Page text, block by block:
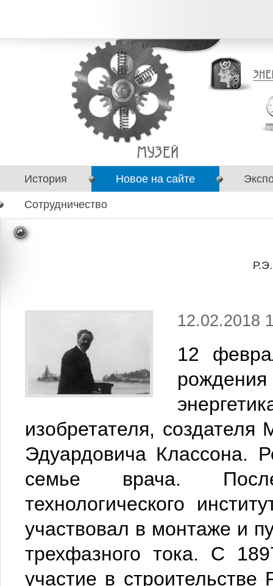
История Новое на сайте
Сотрудничество
12.02.2018
12
изобретателя, создателя
Эдуардовича Классона.
семье врача. После
технологического
участвовал в монтаже и
трехфазного тока. С
участие в строительстве